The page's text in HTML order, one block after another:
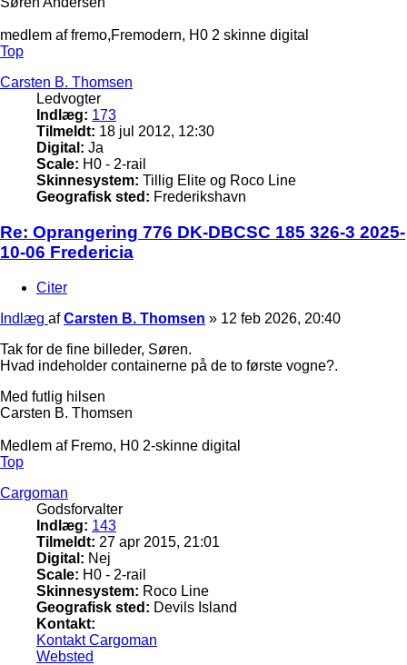
medlem af fremo,Fremodern, H0 2 skinne digital
Top
Carsten B. Thomsen
Ledvogter
Indlæg: 173
Tilmeldt: 18 jul 2012, 12:30
Digital: Ja
Scale: H0 - 2-rail
Skinnesystem: Tillig Elite og Roco Line
Geografisk sted: Frederikshavn
Re: Oprangering 776 DK-DBCSC 185 326-3 2025-
10-06 Fredericia
Citer
Indlæg afCarsten B. Thomsen » 12 feb 2026, 20:40
Tak for de fine billeder, Søren.
Hvad indeholder containerne på de to første vogne?.
Med futlig hilsen
Carsten B. Thomsen
Medlem af Fremo, H0 2-skinne digital
Top
Cargoman
Godsforvalter
Indlæg: 143
Tilmeldt: 27 apr 2015, 21:01
Digital: Nej
Scale: H0 - 2-rail
Skinnesystem: Roco Line
Geografisk sted: Devils Island
Kontakt:
Kontakt Cargoman
Websted